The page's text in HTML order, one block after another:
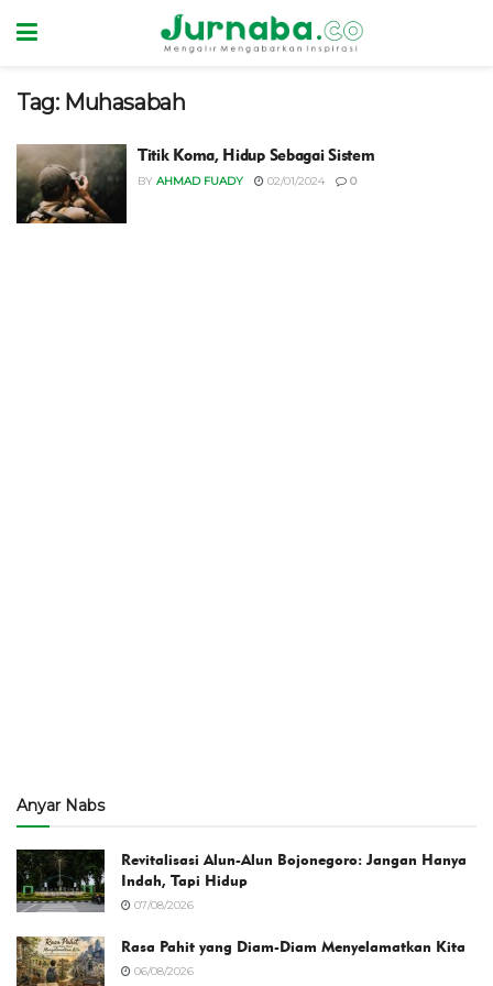
Tag: Muhasabah
Titik Koma, Hidup Sebagai Sistem
BY AHMAD FUADY 02/01/2024 0
Anyar Nabs
Revitalisasi Alun-Alun Bojonegoro: Jangan Hanya
Indah, Tapi Hidup
07/08/2026
Rasa Pahit yang Diam-Diam Menyelamatkan Kita
06/08/2026